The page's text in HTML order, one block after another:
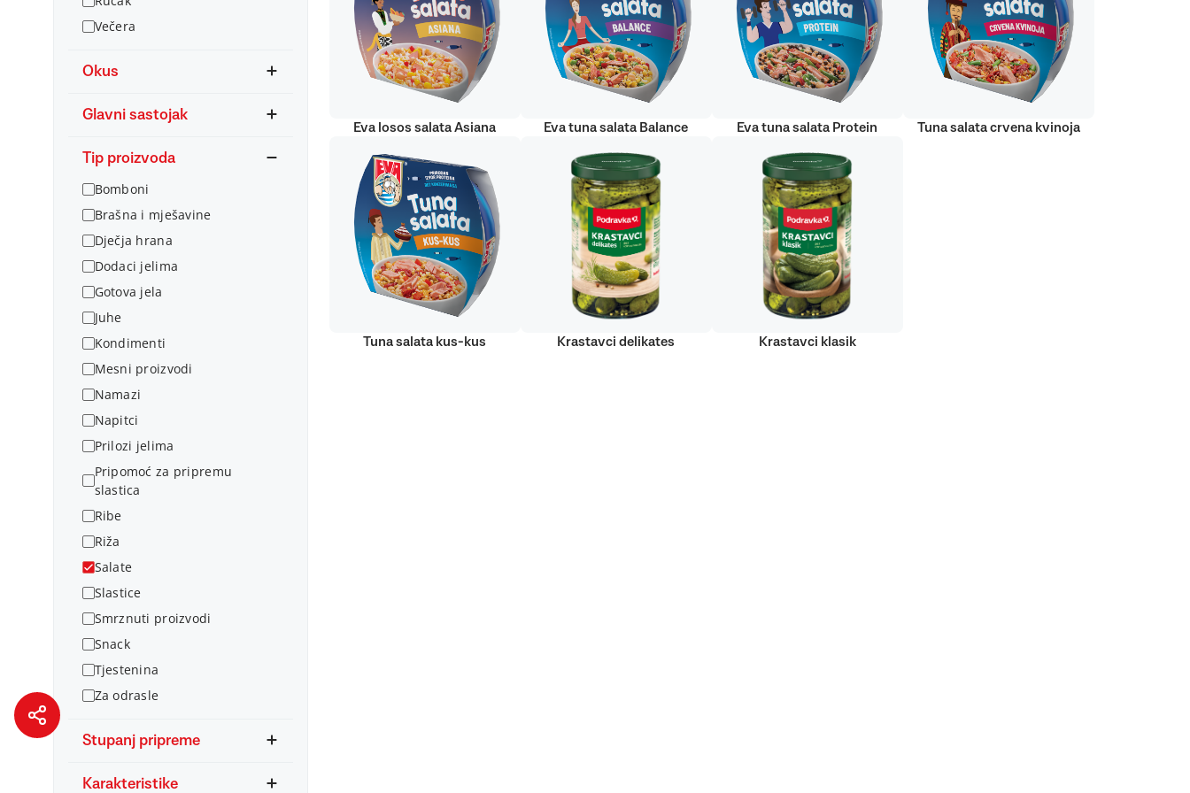
Večera
Okus
Glavni sastojak
Tip proizvoda
Bomboni
Brašna i mješavine
Dječja hrana
Dodaci jelima
Gotova jela
Juhe
Kondimenti
Mesni proizvodi
Namazi
Napitci
Prilozi jelima
Pripomoć za pripremu
slastica
Ribe
Riža
Salate
Slastice
Smrznuti proizvodi
Snack
Tjestenina
Za odrasle
Stupanj pripreme
Karakteristike
Eva losos salata Asiana Eva tuna salata Balance Eva tuna salata Protein Tuna salata crvena kvinoja
Tuna salata kus-kus Krastavci delikates Krastavci klasik